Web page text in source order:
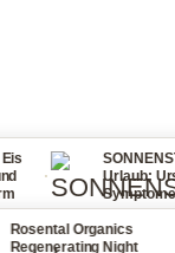
SONNENSTICH Tipps
Urlaub: Ursachen,
Symptome, Erste Hilfe
bei Fieber,
und Halsschmerzen
Organics
Night
·